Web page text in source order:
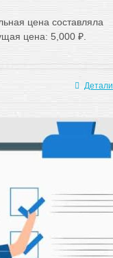
цена составляла
цена: 5,000 ₽.
Детали